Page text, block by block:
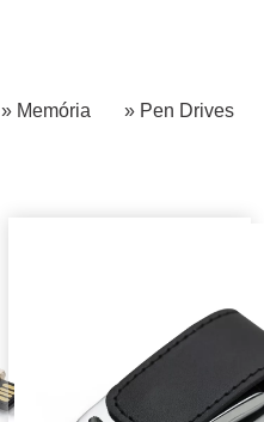
» Memória » Pen Drives